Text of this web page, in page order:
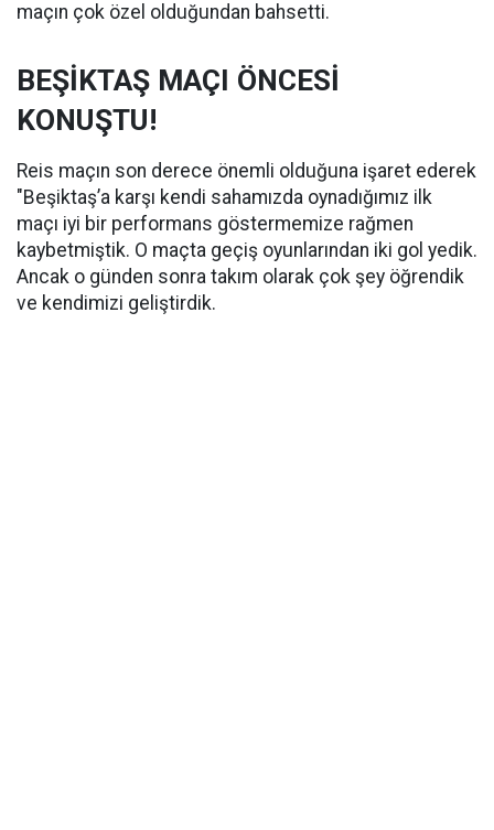
maçın çok özel olduğundan bahsetti.
BEŞİKTAŞ MAÇI ÖNCESİ
KONUŞTU!
Reis maçın son derece önemli olduğuna işaret ederek
"Beşiktaş’a karşı kendi sahamızda oynadığımız ilk
maçı iyi bir performans göstermemize rağmen
kaybetmiştik. O maçta geçiş oyunlarından iki gol yedik.
Ancak o günden sonra takım olarak çok şey öğrendik
ve kendimizi geliştirdik.